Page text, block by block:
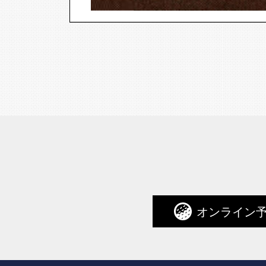
オンライン